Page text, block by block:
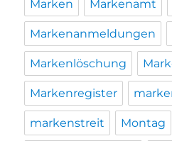
Marken Markenamt
Markenanmeldungen
Markenlöschung
Markenregister
markenstreit Montag